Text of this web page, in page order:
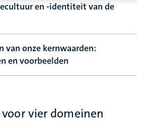
en -identiteit van de
van onze kernwaarden:
en voorbeelden
vier domeinen